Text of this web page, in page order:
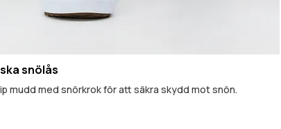
snölås
mudd med snörkrok för att säkra skydd mot snön.